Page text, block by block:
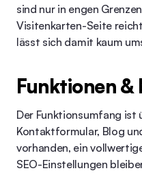
sind nur in engen
Visitenkarten-Seite
lässt sich damit kaum
Funktionen &
Der Funktionsumfang ist
Kontaktformular, Blog
vorhanden, ein
SEO-Einstellungen